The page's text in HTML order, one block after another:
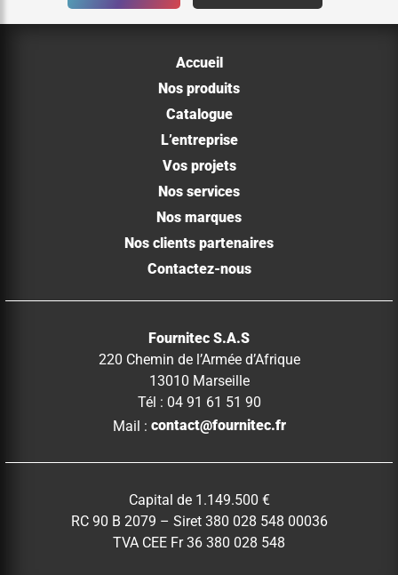
Accueil
Nos produits
Catalogue
L’entreprise
Vos projets
Nos services
Nos marques
Nos clients partenaires
Contactez-nous
Fournitec S.A.S
220 Chemin de l’Armée d’Afrique
13010 Marseille
Tél : 04 91 61 51 90
Mail : contact@fournitec.fr
Capital de 1.149.500 €
RC 90 B 2079 – Siret 380 028 548 00036
TVA CEE Fr 36 380 028 548